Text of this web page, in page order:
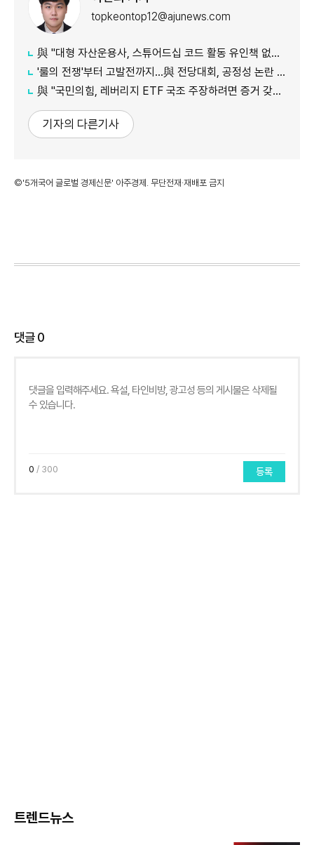
topkeontop12@ajunews.com
與 "대형 자산운용사, 스튜어드십 코드 활동 유인책 없다고 해"
'룰의 전쟁'부터 고발전까지…與 전당대회, 공정성 논란 계속
​​​​​​​與 "국민의힘, 레버리지 ETF 국조 주장하려면 증거 갖고 와야"
기자의 다른기사
©'5개국어 글로벌 경제신문' 아주경제. 무단전재·재배포 금지
댓글0
0 / 300 등록
트렌드뉴스